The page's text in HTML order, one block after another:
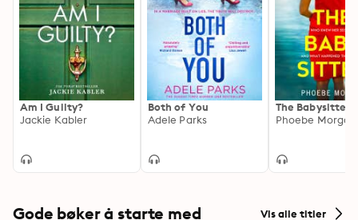
Am I Guilty?
Jackie Kabler
Both of You
Adele Parks
The Babysitter
Phoebe Morgan
Gode bøker å starte med Vis alle titler